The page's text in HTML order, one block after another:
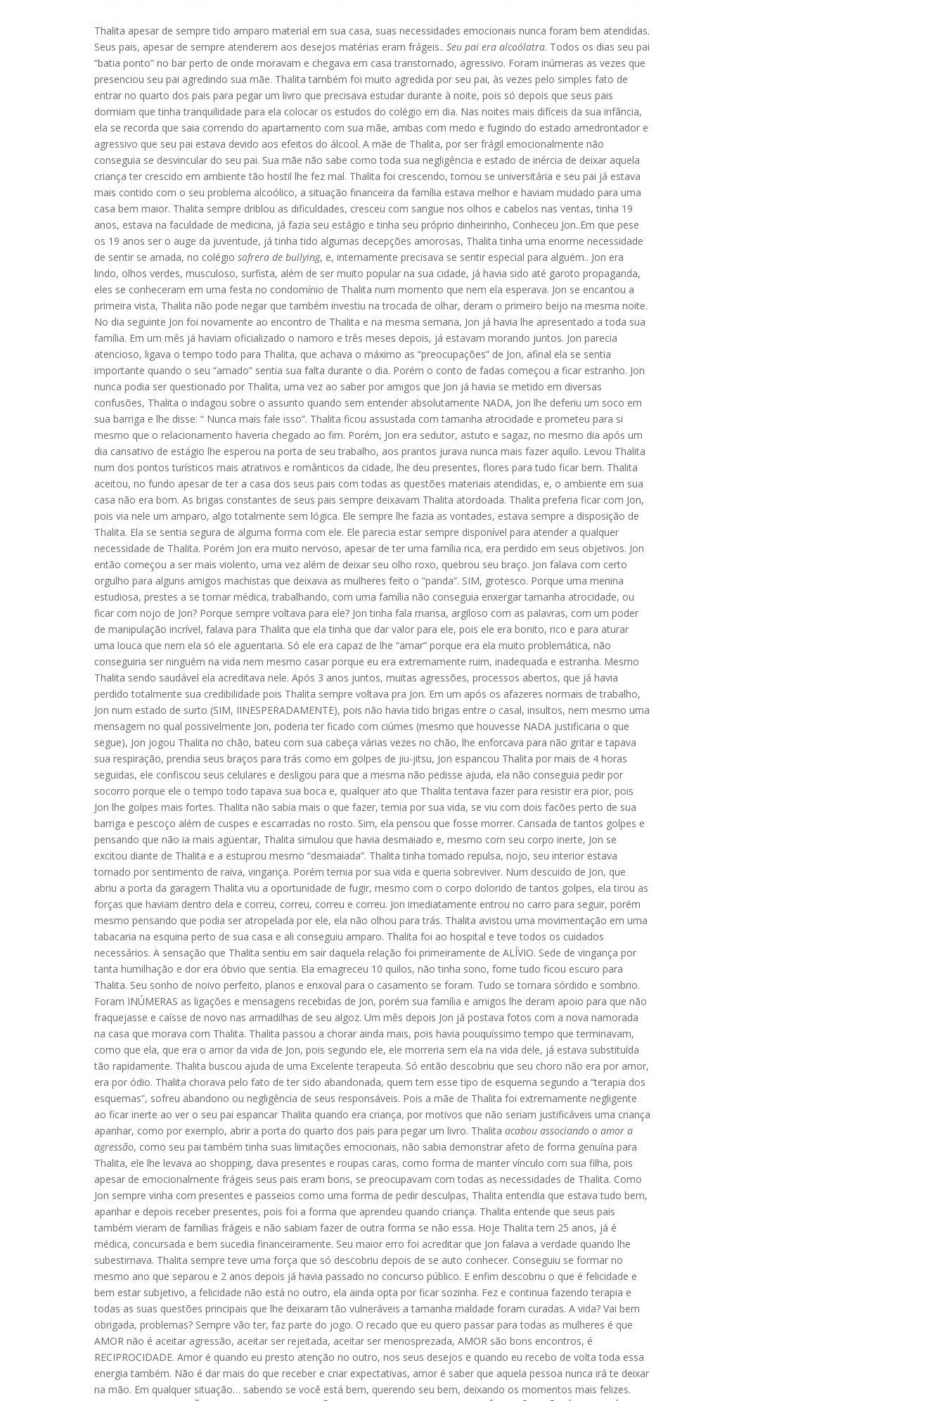
Thalita apesar de sempre tido amparo material em sua casa, suas necessidades emocionais nunca foram bem atendidas.
Seus pais, apesar de sempre atenderem aos desejos matérias eram frágeis..Seu pai era alcoólatra. Todos os dias seu pai
“batia ponto” no bar perto de onde moravam e chegava em casa transtornado, agressivo. Foram inúmeras as vezes que
presenciou seu pai agredindo sua mãe. Thalita também foi muito agredida por seu pai, às vezes pelo simples fato de
entrar no quarto dos pais para pegar um livro que precisava estudar durante à noite, pois só depois que seus pais
dormiam que tinha tranquilidade para ela colocar os estudos do colégio em dia. Nas noites mais difíceis da sua infância,
ela se recorda que saia correndo do apartamento com sua mãe, ambas com medo e fugindo do estado amedrontador e
agressivo que seu pai estava devido aos efeitos do álcool. A mãe de Thalita, por ser frágil emocionalmente não
conseguia se desvincular do seu pai. Sua mãe não sabe como toda sua negligência e estado de inércia de deixar aquela
criança ter crescido em ambiente tão hostil lhe fez mal. Thalita foi crescendo, tornou se universitária e seu pai já estava
mais contido com o seu problema alcoólico, a situação financeira da família estava melhor e haviam mudado para uma
casa bem maior. Thalita sempre driblou as dificuldades, cresceu com sangue nos olhos e cabelos nas ventas, tinha 19
anos, estava na faculdade de medicina, já fazia seu estágio e tinha seu próprio dinheirinho, Conheceu Jon..Em que pese
os 19 anos ser o auge da juventude, já tinha tido algumas decepções amorosas, Thalita tinha uma enorme necessidade
de sentir se amada, no colégiosofrera de bullying, e, internamente precisava se sentir especial para alguém.. Jon era
lindo, olhos verdes, musculoso, surfista, além de ser muito popular na sua cidade, já havia sido até garoto propaganda,
eles se conheceram em uma festa no condomínio de Thalita num momento que nem ela esperava. Jon se encantou a
primeira vista, Thalita não pode negar que também investiu na trocada de olhar, deram o primeiro beijo na mesma noite.
No dia seguinte Jon foi novamente ao encontro de Thalita e na mesma semana, Jon já havia lhe apresentado a toda sua
família. Em um mês já haviam oficializado o namoro e três meses depois, já estavam morando juntos. Jon parecia
atencioso, ligava o tempo todo para Thalita, que achava o máximo as “preocupações” de Jon, afinal ela se sentia
importante quando o seu “amado” sentia sua falta durante o dia. Porém o conto de fadas começou a ficar estranho. Jon
nunca podia ser questionado por Thalita, uma vez ao saber por amigos que Jon já havia se metido em diversas
confusões, Thalita o indagou sobre o assunto quando sem entender absolutamente NADA, Jon lhe deferiu um soco em
sua barriga e lhe disse: “ Nunca mais fale isso”. Thalita ficou assustada com tamanha atrocidade e prometeu para si
mesmo que o relacionamento haveria chegado ao fim. Porém, Jon era sedutor, astuto e sagaz, no mesmo dia após um
dia cansativo de estágio lhe esperou na porta de seu trabalho, aos prantos jurava nunca mais fazer aquilo. Levou Thalita
num dos pontos turísticos mais atrativos e românticos da cidade, lhe deu presentes, flores para tudo ficar bem. Thalita
aceitou, no fundo apesar de ter a casa dos seus pais com todas as questões materiais atendidas, e, o ambiente em sua
casa não era bom. As brigas constantes de seus pais sempre deixavam Thalita atordoada. Thalita preferia ficar com Jon,
pois via nele um amparo, algo totalmente sem lógica. Ele sempre lhe fazia as vontades, estava sempre a disposição de
Thalita. Ela se sentia segura de alguma forma com ele. Ele parecia estar sempre disponível para atender a qualquer
necessidade de Thalita. Porém Jon era muito nervoso, apesar de ter uma família rica, era perdido em seus objetivos. Jon
então começou a ser mais violento, uma vez além de deixar seu olho roxo, quebrou seu braço. Jon falava com certo
orgulho para alguns amigos machistas que deixava as mulheres feito o “panda”. SIM, grotesco. Porque uma menina
estudiosa, prestes a se tornar médica, trabalhando, com uma família não conseguia enxergar tamanha atrocidade, ou
ficar com nojo de Jon? Porque sempre voltava para ele? Jon tinha fala mansa, argiloso com as palavras, com um poder
de manipulação incrível, falava para Thalita que ela tinha que dar valor para ele, pois ele era bonito, rico e para aturar
uma louca que nem ela só ele aguentaria. Só ele era capaz de lhe “amar” porque era ela muito problemática, não
conseguiria ser ninguém na vida nem mesmo casar porque eu era extremamente ruim, inadequada e estranha. Mesmo
Thalita sendo saudável ela acreditava nele. Após 3 anos juntos, muitas agressões, processos abertos, que já havia
perdido totalmente sua credibilidade pois Thalita sempre voltava pra Jon. Em um após os afazeres normais de trabalho,
Jon num estado de surto (SIM, IINESPERADAMENTE), pois não havia tido brigas entre o casal, insultos, nem mesmo uma
mensagem no qual possivelmente Jon, poderia ter ficado com ciúmes (mesmo que houvesse NADA justificaria o que
segue), Jon jogou Thalita no chão, bateu com sua cabeça várias vezes no chão, lhe enforcava para não gritar e tapava
sua respiração, prendia seus braços para trás como em golpes de jiu-jitsu, Jon espancou Thalita por mais de 4 horas
seguidas, ele confiscou seus celulares e desligou para que a mesma não pedisse ajuda, ela não conseguia pedir por
socorro porque ele o tempo todo tapava sua boca e, qualquer ato que Thalita tentava fazer para resistir era pior, pois
Jon lhe golpes mais fortes. Thalita não sabia mais o que fazer, temia por sua vida, se viu com dois facões perto de sua
barriga e pescoço além de cuspes e escarradas no rosto. Sim, ela pensou que fosse morrer. Cansada de tantos golpes e
pensando que não ia mais agüentar, Thalita simulou que havia desmaiado e, mesmo com seu corpo inerte, Jon se
excitou diante de Thalita e a estuprou mesmo “desmaiada”. Thalita tinha tomado repulsa, nojo, seu interior estava
tomado por sentimento de raiva, vingança. Porém temia por sua vida e queria sobreviver. Num descuido de Jon, que
abriu a porta da garagem Thalita viu a oportunidade de fugir, mesmo com o corpo dolorido de tantos golpes, ela tirou as
forças que haviam dentro dela e correu, correu, correu e correu. Jon imediatamente entrou no carro para seguir, porém
mesmo pensando que podia ser atropelada por ele, ela não olhou para trás. Thalita avistou uma movimentação em uma
tabacaria na esquina perto de sua casa e ali conseguiu amparo. Thalita foi ao hospital e teve todos os cuidados
necessários. A sensação que Thalita sentiu em sair daquela relação foi primeiramente de ALÍVIO. Sede de vingança por
tanta humilhação e dor era óbvio que sentia. Ela emagreceu 10 quilos, não tinha sono, fome tudo ficou escuro para
Thalita. Seu sonho de noivo perfeito, planos e enxoval para o casamento se foram. Tudo se tornara sórdido e sombrio.
Foram INÚMERAS as ligações e mensagens recebidas de Jon, porém sua família e amigos lhe deram apoio para que não
fraquejasse e caísse de novo nas armadilhas de seu algoz. Um mês depois Jon já postava fotos com a nova namorada
na casa que morava com Thalita. Thalita passou a chorar ainda mais, pois havia pouquíssimo tempo que terminavam,
como que ela, que era o amor da vida de Jon, pois segundo ele, ele morreria sem ela na vida dele, já estava substituída
tão rapidamente. Thalita buscou ajuda de uma Excelente terapeuta. Só então descobriu que seu choro não era por amor,
era por ódio. Thalita chorava pelo fato de ter sido abandonada, quem tem esse tipo de esquema segundo a “terapia dos
esquemas”, sofreu abandono ou negligência de seus responsáveis. Pois a mãe de Thalita foi extremamente negligente
ao ficar inerte ao ver o seu pai espancar Thalita quando era criança, por motivos que não seriam justificáveis uma criança
apanhar, como por exemplo, abrir a porta do quarto dos pais para pegar um livro. Thalitaacabou associando o amor a
agressão, como seu pai também tinha suas limitações emocionais, não sabia demonstrar afeto de forma genuína para
Thalita, ele lhe levava ao shopping, dava presentes e roupas caras, como forma de manter vínculo com sua filha, pois
apesar de emocionalmente frágeis seus pais eram bons, se preocupavam com todas as necessidades de Thalita. Como
Jon sempre vinha com presentes e passeios como uma forma de pedir desculpas, Thalita entendia que estava tudo bem,
apanhar e depois receber presentes, pois foi a forma que aprendeu quando criança. Thalita entende que seus pais
também vieram de famílias frágeis e não sabiam fazer de outra forma se não essa. Hoje Thalita tem 25 anos, já é
médica, concursada e bem sucedia financeiramente. Seu maior erro foi acreditar que Jon falava a verdade quando lhe
subestimava. Thalita sempre teve uma força que só descobriu depois de se auto conhecer. Conseguiu se formar no
mesmo ano que separou e 2 anos depois já havia passado no concurso público. E enfim descobriu o que é felicidade e
bem estar subjetivo, a felicidade não está no outro, ela ainda opta por ficar sozinha. Fez e continua fazendo terapia e
todas as suas questões principais que lhe deixaram tão vulneráveis a tamanha maldade foram curadas. A vida? Vai bem
obrigada, problemas? Sempre vão ter, faz parte do jogo. O recado que eu quero passar para todas as mulheres é que
AMOR não é aceitar agressão, aceitar ser rejeitada, aceitar ser menosprezada, AMOR são bons encontros, é
RECIPROCIDADE. Amor é quando eu presto atenção no outro, nos seus desejos e quando eu recebo de volta toda essa
energia também. Não é dar mais do que receber e criar expectativas, amor é saber que aquela pessoa nunca irá te deixar
na mão. Em qualquer situação… sabendo se você está bem, querendo seu bem, deixando os momentos mais felizes.